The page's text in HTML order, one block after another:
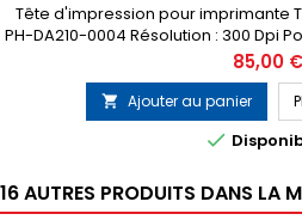
Tête d'impression pour imprimante
PH-DA210-0004 Résolution : 300 Dpi
Prix
85,00 €
 Ajouter au panier

16 AUTRES PRODUITS DANS LA